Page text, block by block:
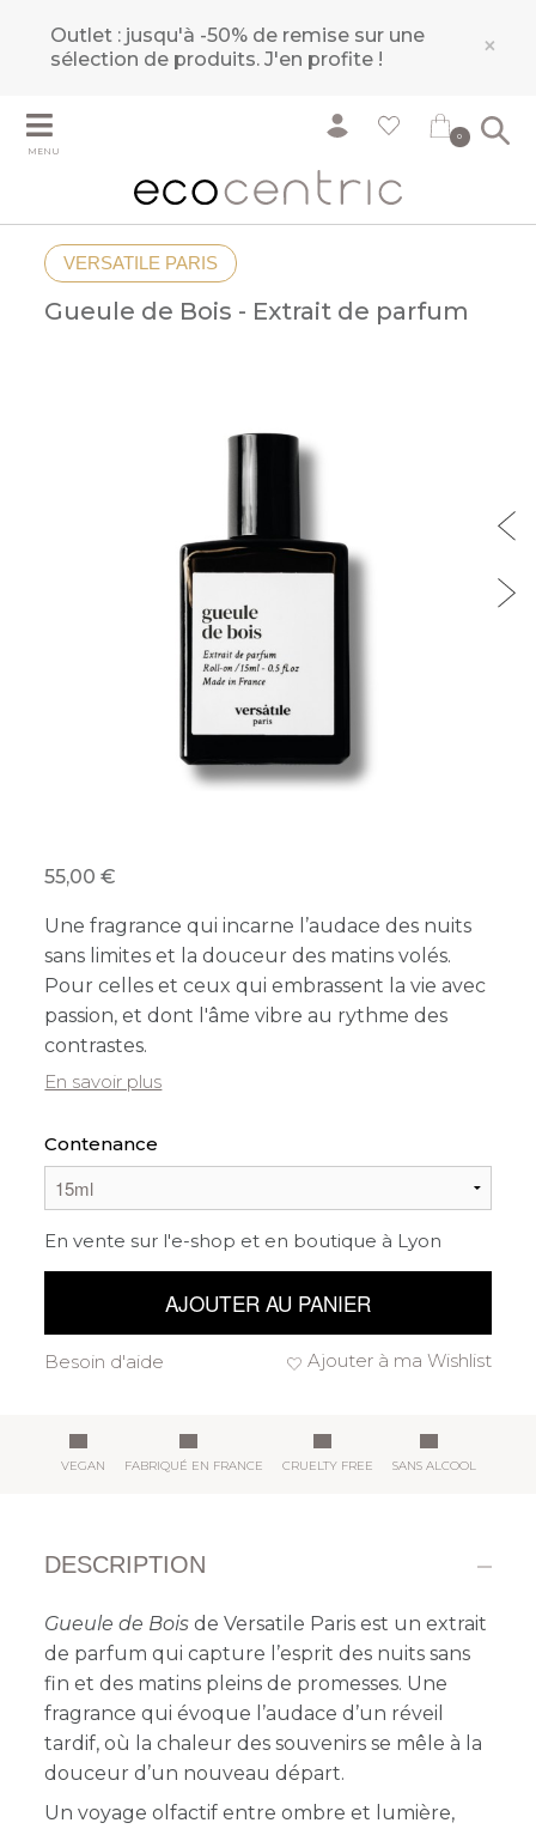
Outlet : jusqu'à -50% de remise sur une
sélection de produits.J'en profite ! ×
MENU
0
VERSATILE PARIS
Gueule de Bois - Extrait de parfum
55,00
Une fragrance qui incarne l’audace des nuits
sans limites et la douceur des matins volés.
Pour celles et ceux qui embrassent la vie avec
passion, et dont l'âme vibre au rythme des
contrastes.
En savoir plus
Contenance
En vente sur l'e-shop et en boutique à Lyon
AJOUTER AU PANIER
Ajouter à ma Wishlist
Besoin d'aide
VEGAN FABRIQUÉ EN FRANCE CRUELTY FREE SANS ALCOOL
DESCRIPTION
Gueule de Bois de Versatile Paris est un extrait
de parfum qui capture l’esprit des nuits sans
fin et des matins pleins de promesses. Une
fragrance qui évoque l’audace d’un réveil
tardif, où la chaleur des souvenirs se mêle à la
douceur d’un nouveau départ.
Un voyage olfactif entre ombre et lumière,